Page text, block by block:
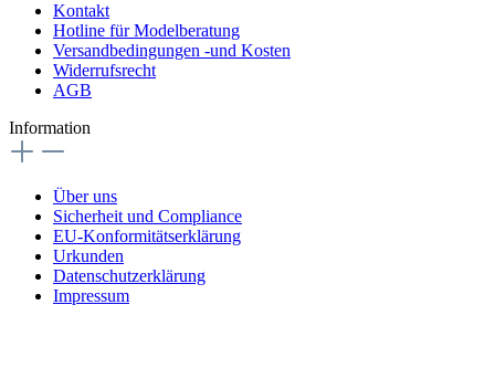
Kontakt
Hotline für Modelberatung
Versandbedingungen -und Kosten
Widerrufsrecht
AGB
Information
Über uns
Sicherheit und Compliance
EU-Konformitätserklärung
Urkunden
Datenschutzerklärung
Impressum